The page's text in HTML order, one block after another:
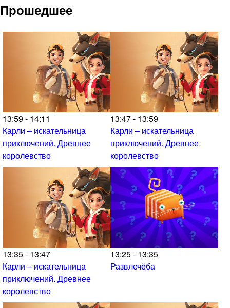
Прошедшее
13:59 - 14:11
Карли – искательница
приключений. Древнее
королевство
13:47 - 13:59
Карли – искательница
приключений. Древнее
королевство
13:35 - 13:47
Карли – искательница
приключений. Древнее
королевство
13:25 - 13:35
Развлечёба